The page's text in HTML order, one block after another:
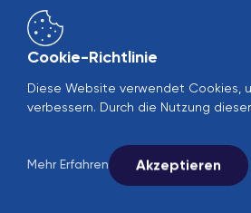
Prozessanforderungen richtig
können beide Ventiltypen so
dass sie die Systemeffizienz und
maximieren.
Lebensmittel-, Chemie-, Metall-
Energiesektor
Cookie-Richtlinie
Diese Website verwendet Cookies,
verbessern. Durch die Nutzung
Mehr Erfahren Akzeptieren